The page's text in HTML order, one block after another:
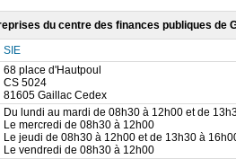
du centre des finances publiques de
SIE
68 place d'Hautpoul
CS 5024
81605 Gaillac Cedex
Du lundi au mardi de 08h30 à 12h00 et de
Le mercredi de 08h30 à 12h00
Le jeudi de 08h30 à 12h00 et de 13h30 à
Le vendredi de 08h30 à 12h00